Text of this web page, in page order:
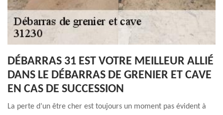
DÉBARRAS 31 EST VOTRE MEILLEUR ALLIÉ
DANS LE DÉBARRAS DE GRENIER ET CAVE
EN CAS DE SUCCESSION
La perte d’un être cher est toujours un moment pas évident à